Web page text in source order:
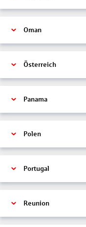
Oman
Österreich
Panama
Polen
Portugal
Reunion